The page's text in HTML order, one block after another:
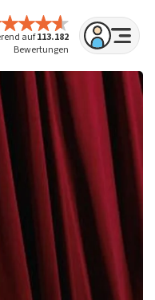
auf113.182
Bewertungen